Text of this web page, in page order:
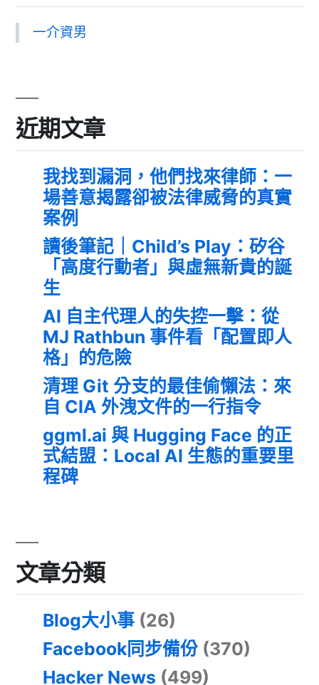
一介資男
近期文章
我找到漏洞，他們找來律師：一
場善意揭露卻被法律威脅的真實
案例
讀後筆記｜Child’s Play：矽谷
「高度行動者」與虛無新貴的誕
生
AI 自主代理人的失控一擊：從
MJ Rathbun 事件看「配置即人
格」的危險
清理 Git 分支的最佳偷懶法：來
自 CIA 外洩文件的一行指令
ggml.ai 與 Hugging Face 的正
式結盟：Local AI 生態的重要里
程碑
文章分類
Blog大小事 (26)
Facebook同步備份 (370)
Hacker News (499)